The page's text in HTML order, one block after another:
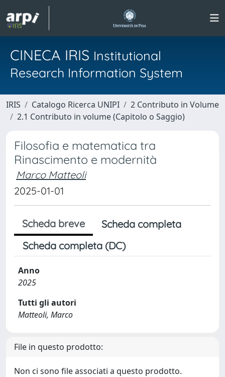
CINECA IRIS Institutional
Research Information System
IRIS Catalogo Ricerca UNIPI
2 Contributo in Volume
2.1 Contributo in volume (Capitolo o Saggio)
Filosofia e matematica tra
Rinascimento e modernità
Marco Matteoli
2025-01-01
Scheda breve
Scheda completa
Scheda completa (DC)
Anno
2025
Tutti gli autori
Matteoli, Marco
File in questo prodotto:
Non ci sono file associati a questo prodotto.